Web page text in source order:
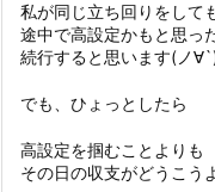
私が同じ立ち回りをして
途中で高設定かもと思っ
続行すると思います(ノ
でも、ひょっとしたら
高設定を掴むことよりも
その日の収支がどうこう